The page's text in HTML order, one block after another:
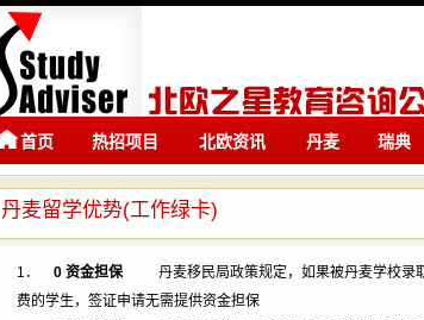
首页 热招项目 北欧资讯 丹麦
留学
瑞典
留学
丹麦留学优势(工作绿卡)
1． 0 资金担保丹麦移民局政策规定，如果被丹麦学校录
费的学生，签证申请无需提供资金担保